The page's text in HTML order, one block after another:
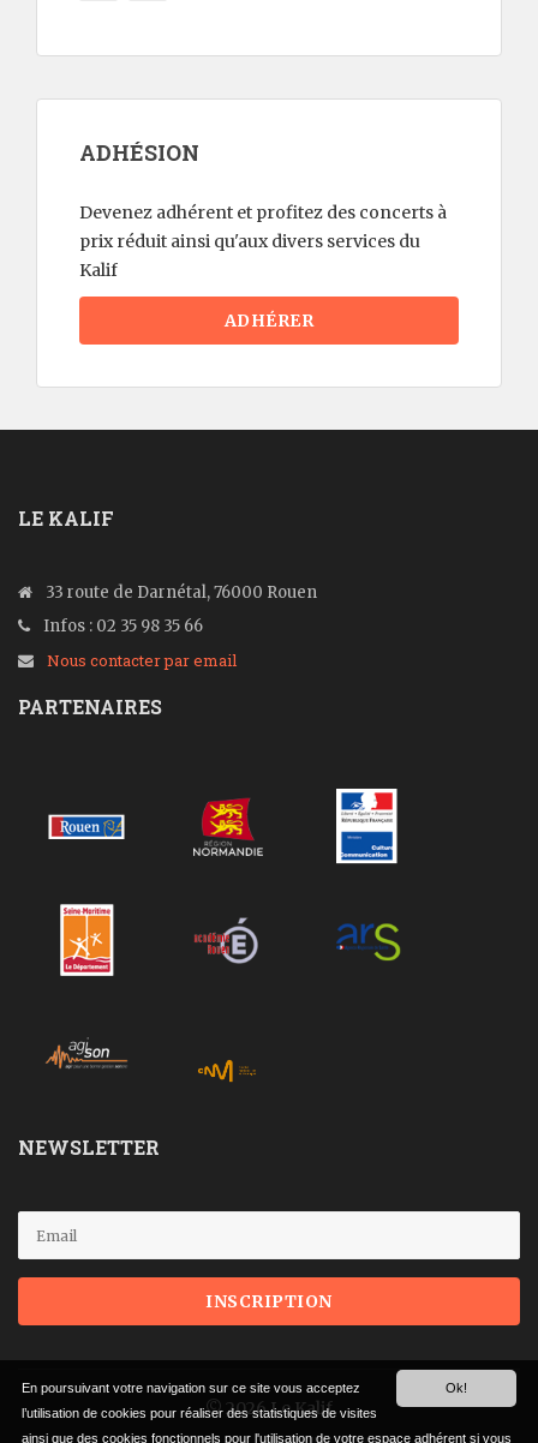
ADHÉSION
Devenez adhérent et profitez des concerts à
prix réduit ainsi qu'aux divers services du
Kalif
LE KALIF
33 route de Darnétal, 76000 Rouen
Infos : 02 35 98 35 66
Nous contacter par email
PARTENAIRES
NEWSLETTER
© 2026 Le Kalif
Ok!
En poursuivant votre navigation sur ce site vous acceptez
l’utilisation de cookies pour réaliser des statistiques de visites
ainsi que des cookies fonctionnels pour l'utilisation de votre espace adhérent si vous